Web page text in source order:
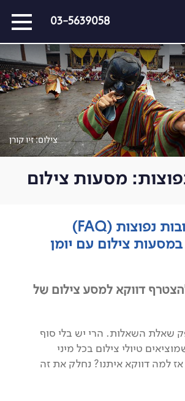
03-5639058
כל המסעות הקרובים
מסעות שייט
הפרויקטים החברתיים שלנו
סיפורים מבעד לעדשה
כתבו עלינו
על צילום וצלמים
צילום: זיו קורן
מסעות צילום
שאלות ותשובות נפוצות (FAQ)
צילום עם יומן
דווקא למסע צילום של
שאלת השאלות. הרי יש בלי סוף
טיולי צילום בכל מיני
למה דווקא איתנו? נחלק את זה